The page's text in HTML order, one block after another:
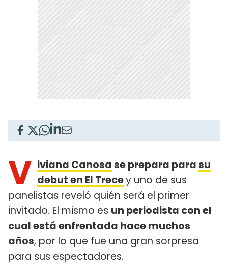
V iviana Canosase prepara parasu
debut en El Trecey uno de sus
panelistas reveló quién será el primer
invitado. El mismo es un periodista con el
cual está enfrentada hace muchos
años, por lo que fue una gran sorpresa
para sus espectadores.